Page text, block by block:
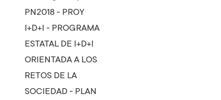
PN2018 - PROY
I+D+I - PROGRAMA
ESTATAL DE I+D+I
ORIENTADA A LOS
RETOS DE LA
SOCIEDAD - PLAN